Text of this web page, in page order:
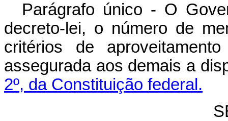
Parágrafo único - O
decreto-lei, o número de
critérios de
assegurada aos demais a
2º, da Constituição federal.